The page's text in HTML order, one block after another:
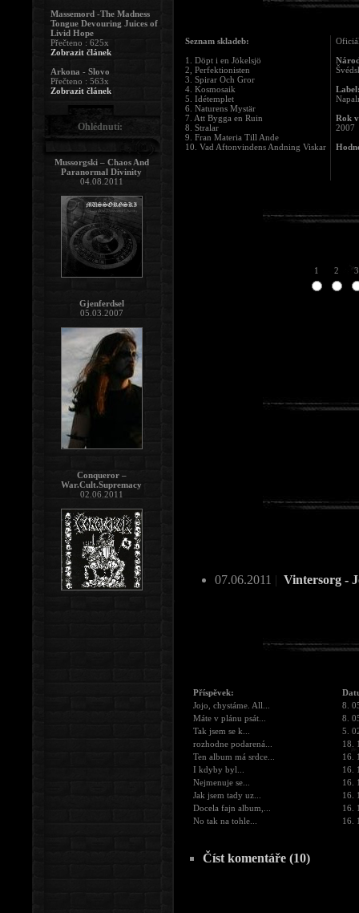
Seznam skladeb:
1. Döpt i en Jökelsjö
2, Perfektionisten
3. Spirar Och Gror
4. Kosmosaik
5. Idétemplet
6. Naturens Mystär
7. Att Bygga en Ruin
8. Stralar
9. Fran Materia Till Ande
10. Vad Aftonvindens Andning Viskar
Rok
2007
1 2 3
07.06.2011 | Vintersorg -
Příspěvek:
Jojo, chystáme. All...
8.
Máte v plánu psát...
8.
Tak jsem se k...
5.
rozhodne podarená...
18.
Ten album má srdce...
16.
I kdyby byl...
16.
Nejmenuje se...
16.
Jak jsem tady uz...
16.
Docela fajn album,...
16.
No tak na tohle...
16.
Číst komentáře (10)
Massemord -The Madness
Tongue Devouring Juices of
Livid Hope
Přečteno : 625x
Zobrazit článek
Arkona - Slovo
Přečteno : 563x
Zobrazit článek
Ohlédnutí:
Mussorgski – Chaos And
Paranormal Divinity
04.08.2011
Gjenferdsel
05.03.2007
Conqueror –
War.Cult.Supremacy
02.06.2011